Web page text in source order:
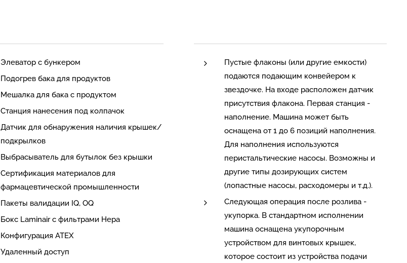
Элеватор с бункером
Подогрев бака для продуктов
Мешалка для бака с продуктом
Станция нанесения под колпачок
Датчик для обнаружения наличия крышек/
подкрылков
Выбрасыватель для бутылок без крышки
Сертификация материалов для
фармацевтической промышленности
Пакеты валидации IQ, OQ
Бокс Laminair с фильтрами Hepa
Конфигурация ATEX
Удаленный доступ
Пустые флаконы (или другие емкости)
подаются подающим конвейером к
звездочке. На входе расположен датчик
присутствия флакона. Первая станция -
наполнение. Машина может быть
оснащена от 1 до 6 позиций наполнения.
Для наполнения используются
перистальтические насосы. Возможны и
другие типы дозирующих систем
(лопастные насосы, расходомеры и т.д.).
Следующая операция после розлива -
укупорка. В стандартном исполнении
машина оснащена укупорочным
устройством для винтовых крышек,
которое состоит из устройства подачи